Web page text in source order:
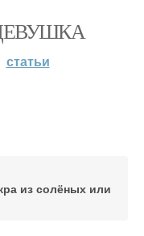
статьи
из солёных или